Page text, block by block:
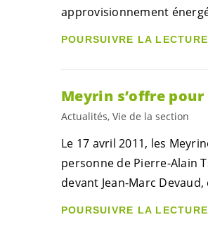
approvisionnement
POURSUIVRE LA LECTURE
Meyrin s’offre
Actualités, Vie de la section
Le 17 avril 2011, les
personne de Pierre-Alain
devant Jean-Marc
POURSUIVRE LA LECTURE